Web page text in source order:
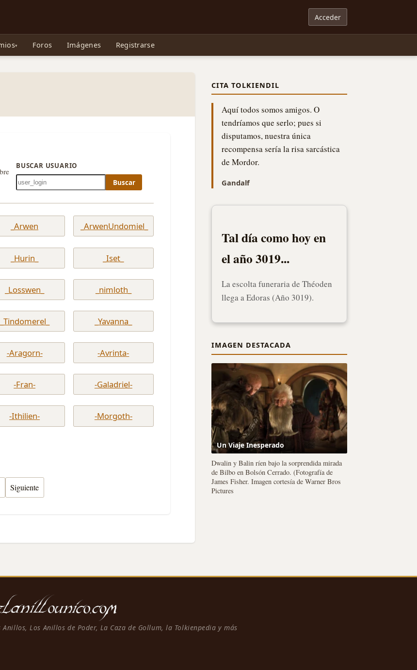
Tolkienpedia y más
Acceder
Foros Imágenes Registrarse
BUSCAR USUARIO
Buscar
_Arwen _ArwenUndomiel_
_Hurin_ _Iset_
_Losswen_ _nimloth_
_Tindomerel_ _Yavanna_
-Aragorn- -Avrinta-
-Fran- -Galadriel-
-Ithilien- -Morgoth-
Siguiente
CITA TOLKIENDIL
Aquí todos somos amigos. O
tendríamos que serlo; pues si
disputamos, nuestra única
recompensa sería la risa sarcástica
de Mordor.
Gandalf
Tal día como hoy en
el año 3019...
La escolta funeraria de Théoden
llega a Edoras (Año 3019).
IMAGEN DESTACADA
Un Viaje Inesperado
Dwalin y Balin ríen bajo la sorprendida mirada
de Bilbo en Bolsón Cerrado. (Fotografía de
James Fisher. Imagen cortesía de Warner Bros
Pictures
Los Anillos de Poder, La Caza de Gollum, la Tolkienpedia y más